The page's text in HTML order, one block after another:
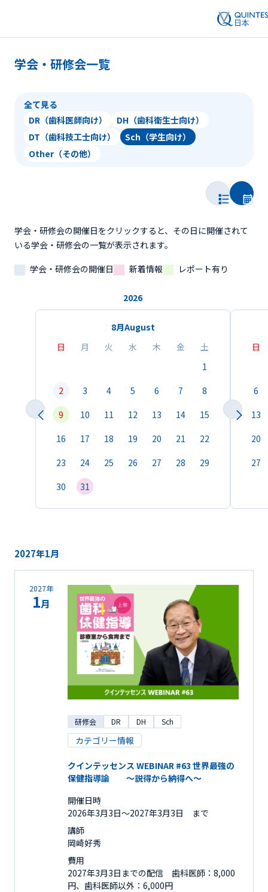
学会・研修会一覧
全て見る
DR（歯科医師向け）
DH（歯科衛生士向け）
DT（歯科技工士向け）
Sch（学生向け）
Other（その他）
学会・研修会の開催日をクリックすると、その日に開催されて
いる学会・研修会の一覧が表示されます。
学会・研修会の開催日
新着情報 レポート有り
2026
8月August
日
月 火 水 木 金
土
1
2
3 4 5 6 7
8
9
10 11 12 13 14
15
16
17 18 19 20 21
22
23
24 25 26 27 28
29
30
31
日
6
13
20
27
2027年1月
2027年
1月
研修会 DR DH Sch
カテゴリー情報
クインテッセンス WEBINAR #63 世界最強の
保健指導論 ～説得から納得へ～
開催日時
2026年3月3日〜2027年3月3日 まで
講師
岡崎好秀
費用
2027年3月3日までの配信 歯科医師：8,000
円、歯科医師以外：6,000円